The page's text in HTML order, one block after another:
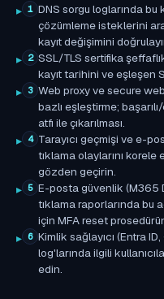
1 DNS sorgu loglarında
çözümleme isteklerini
kayıt değişimini
2 SSL/TLS sertifika
kayıt tarihini ve eşleşen
3 Web proxy ve secure
bazlı eşleştirme;
atfı ile çıkarılması.
4 Tarayıcı geçmişi ve e-
tıklama olaylarını
gözden geçirin.
5 E-posta güvenlik (M365
tıklama raporlarında bu
için MFA reset
6 Kimlik sağlayıcı (Entra
log'larında ilgili
edin.